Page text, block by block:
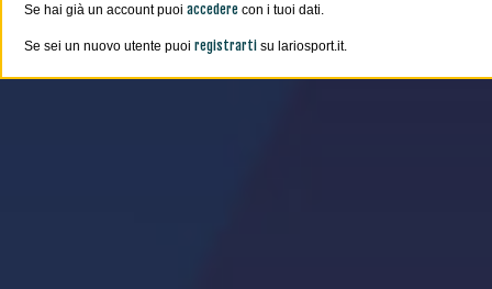
Se hai già un account puoi accedere con i tuoi dati.
Se sei un nuovo utente puoi registrarti su lariosport.it.